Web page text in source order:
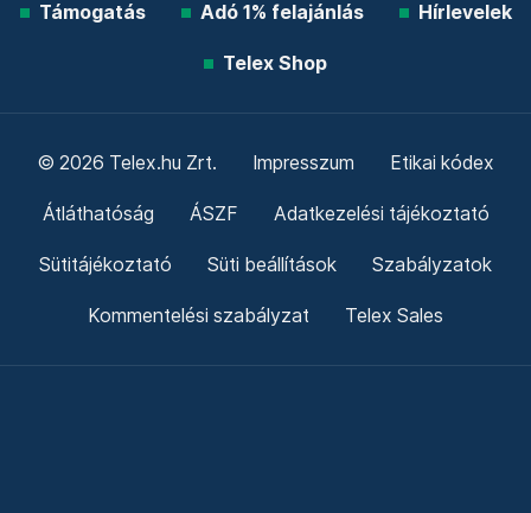
Támogatás Adó 1% felajánlás Hírlevelek
Telex Shop
© 2026 Telex.hu Zrt. Impresszum Etikai kódex
Átláthatóság ÁSZF Adatkezelési tájékoztató
Sütitájékoztató Süti beállítások Szabályzatok
Kommentelési szabályzat Telex Sales